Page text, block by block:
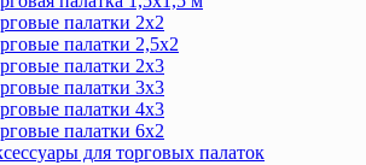
палатки 2х2
палатки 2,5х2
палатки 2х3
палатки 3х3
палатки 4х3
палатки 6х2
для торговых палаток